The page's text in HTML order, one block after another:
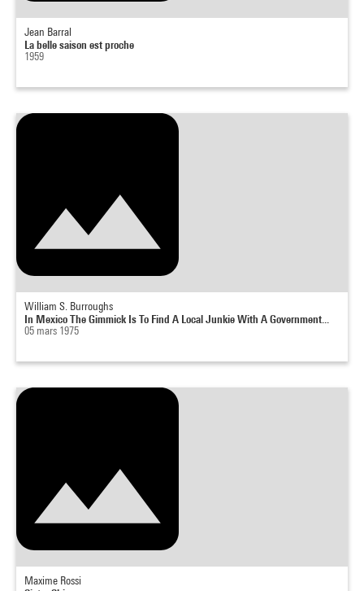
Jean Barral
La belle saison est proche
1959
William S. Burroughs
In Mexico The Gimmick Is To Find A Local Junkie With A Government...
05 mars 1975
Maxime Rossi